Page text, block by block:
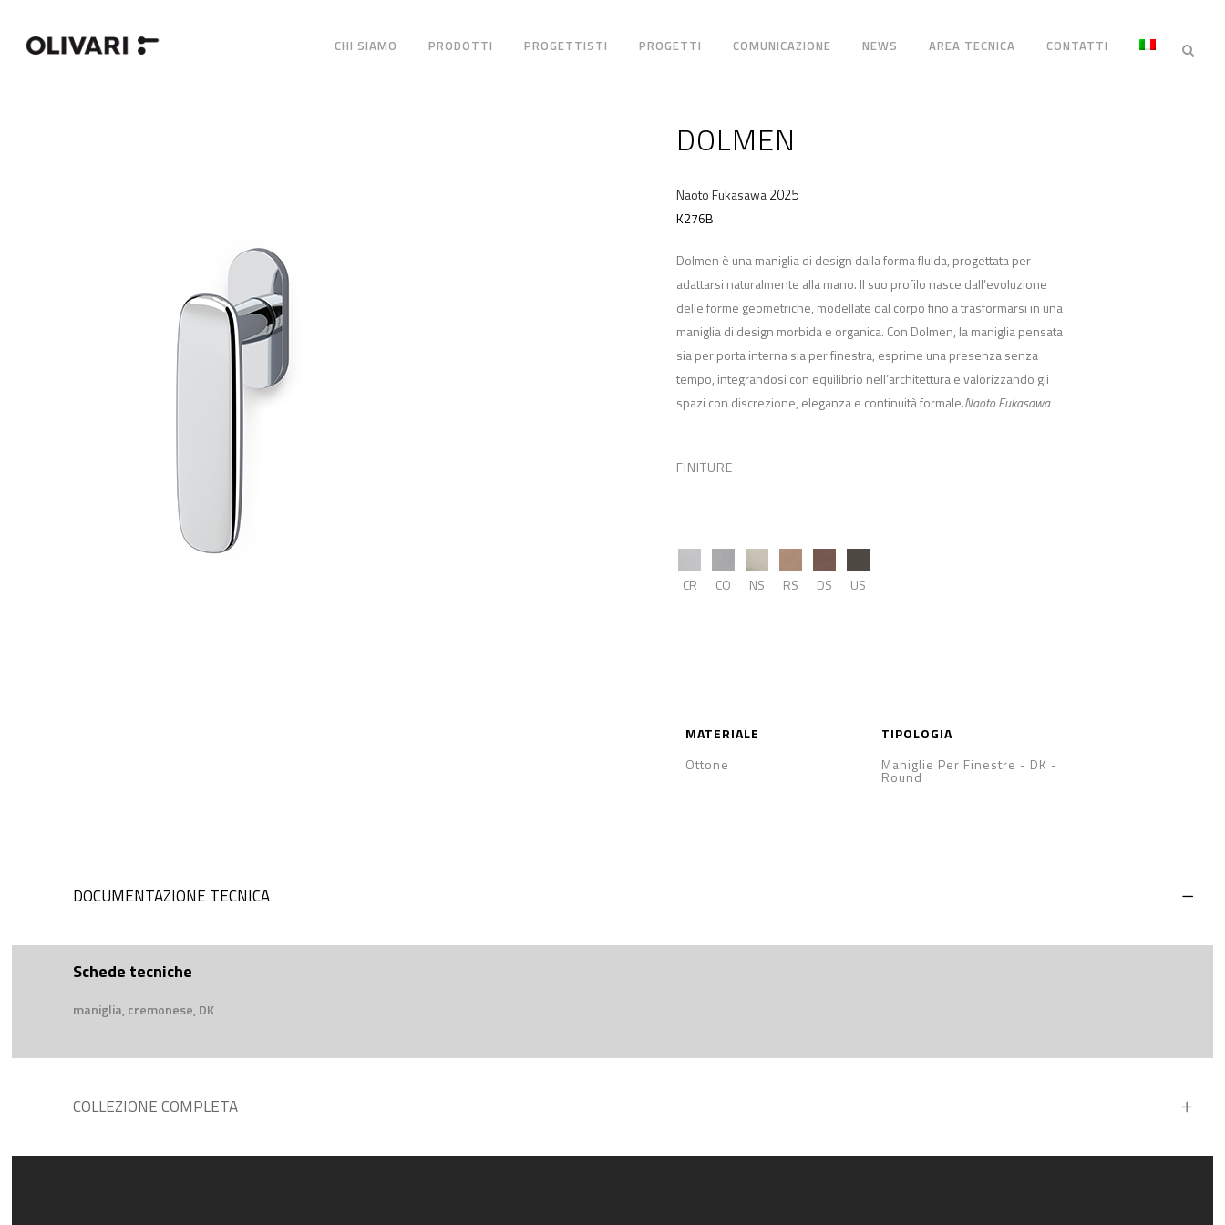
CHI SIAMO PRODOTTI PROGETTISTI PROGETTI COMUNICAZIONE NEWS AREA TECNICA CONTATTI
DOLMEN
Naoto Fukasawa2025
K276B
Dolmen è una maniglia di design dalla forma fluida, progettata per
adattarsi naturalmente alla mano. Il suo profilo nasce dall’evoluzione
delle forme geometriche, modellate dal corpo fino a trasformarsi in una
maniglia di design morbida e organica. Con Dolmen, la maniglia pensata
sia per porta interna sia per finestra, esprime una presenza senza
tempo, integrandosi con equilibrio nell’architettura e valorizzando gli
spazi con discrezione, eleganza e continuità formale.Naoto Fukasawa
FINITURE
CR CO NS RS DS US
MATERIALE
Ottone
TIPOLOGIA
Maniglie Per Finestre - DK -
Round
DOCUMENTAZIONE TECNICA
Schede tecniche
maniglia, cremonese, DK
COLLEZIONE COMPLETA